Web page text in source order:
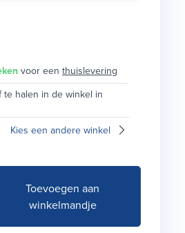
voor een thuislevering
te halen in de winkel in
Kies een andere winkel
Toevoegen aan
winkelmandje